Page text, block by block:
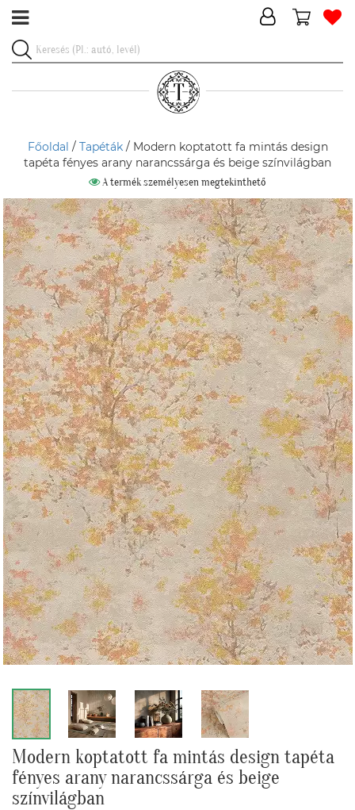
Főoldal / Tapéták/ Modern koptatott fa mintás design
tapéta fényes arany narancssárga és beige színvilágban
A termék személyesen megtekinthető
Modern koptatott fa mintás design tapéta
fényes arany narancssárga és beige
színvilágban